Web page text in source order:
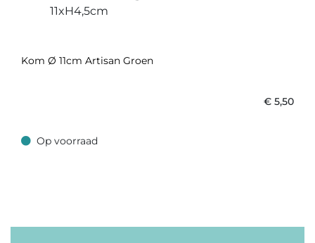
Kom Ø 11cm Artisan Groen
€ 5,50
Op voorraad
Op voorraad